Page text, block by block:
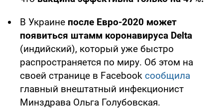
В Украине после Евро-2020 может
появиться штамм коронавируса Delta
(индийский), который уже быстро
распространяется по миру. Об этом на
своей странице в Facebook сообщила
главный внештатный инфекционист
Минздрава Ольга Голубовская.